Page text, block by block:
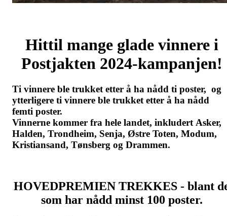
Hittil mange glade vinnere i
Postjakten 2024-kampanjen!
Ti vinnere ble trukket etter å ha nådd ti poster, og
ytterligere ti vinnere ble trukket etter å ha nådd
femti poster.
Vinnerne kommer fra hele landet, inkludert Asker,
Halden, Trondheim, Senja, Østre Toten, Modum,
Kristiansand, Tønsberg og Drammen.
HOVEDPREMIEN TREKKES - blant
som har nådd minst 100 poster.